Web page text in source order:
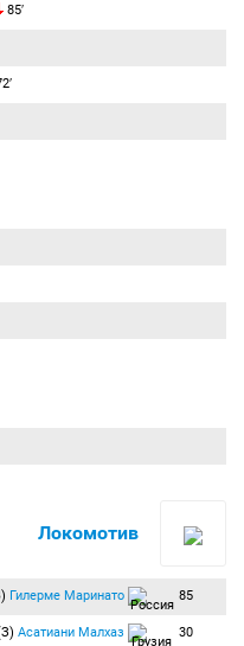
85′
Локомотив
Гилерме Маринато 85
Асатиани Малхаз 30